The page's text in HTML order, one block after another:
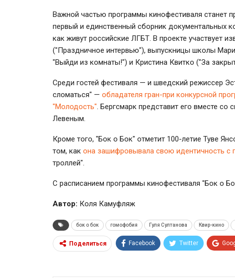
Важной частью программы кинофестиваля станет
первый и единственный сборник документальных
как живут российские ЛГБТ. В проекте участвует
("Праздничное интервью"), выпускницы школы
"Выйди из комнаты!") и Кристина Квитко ("За
Среди гостей фестиваля — и шведский режиссер
сломаться" — обладателя гран-при конкурсной
"Молодость" . Бергсмарк представит его вместе
Левеным.
Кроме того, "Бок о Бок" отметит 100-летие Туве
том, как она зашифровывала свою идентичность с
троллей".
С расписанием программы кинофестиваля "Бок о
Автор: Коля Камуфляж
бок о бок гомофобия Гуля Султанова Квир-кино
Поделиться Facebook Twitter